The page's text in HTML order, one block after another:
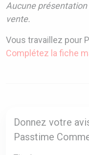
Aucune
vente.
Vous travaillez pour
Complétez la fiche
Donnez votre
Passtime